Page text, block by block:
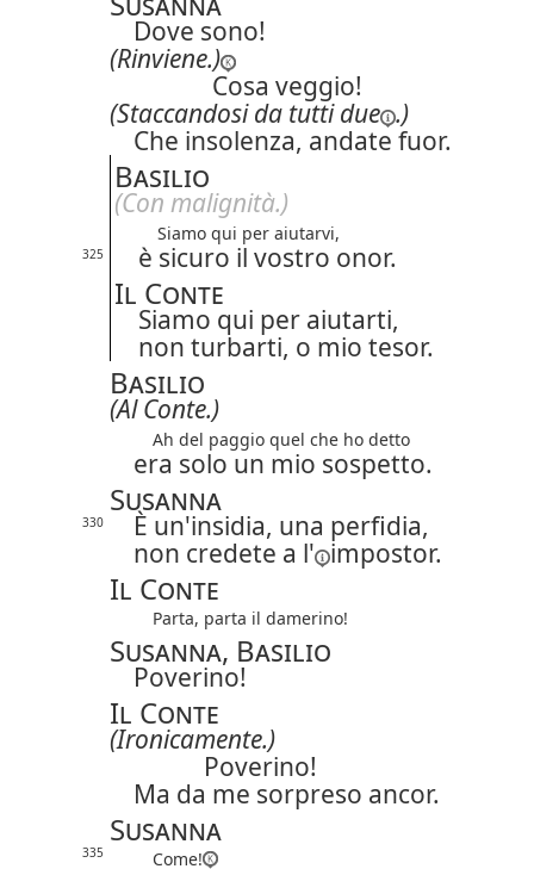
Dove sono!
(Rinviene.)
Cosa veggio!
(Staccandosi da tutti due .)
Che insolenza, andate fuor.
Basilio
(Con malignità.)
Siamo qui per aiutarvi,
325 è sicuro il vostro onor.
Il Conte
Siamo qui per aiutarti,
non turbarti, o mio tesor.
Basilio
(Al Conte.)
Ah del paggio quel che ho detto
era solo un mio sospetto.
Susanna
330
È un'insidia, una perfidia,
non credete a l' impostor.
Il Conte
Parta, parta il damerino!
Susanna, Basilio
Poverino!
Il Conte
(Ironicamente.)
Poverino!
Ma da me sorpreso ancor.
Susanna
335 Come!